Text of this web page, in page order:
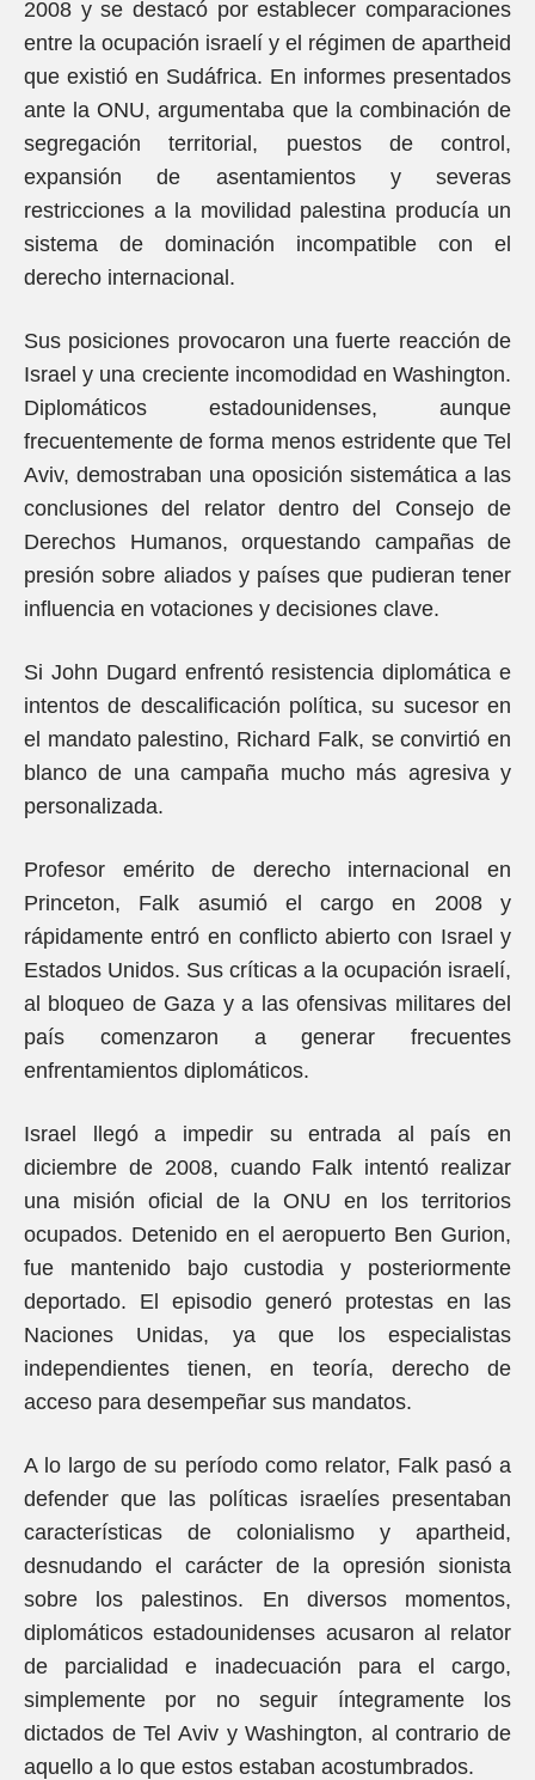
2008 y se destacó por establecer comparaciones
entre la ocupación israelí y el régimen de apartheid
que existió en Sudáfrica. En informes presentados
ante la ONU, argumentaba que la combinación de
segregación territorial, puestos de control,
expansión de asentamientos y severas
restricciones a la movilidad palestina producía un
sistema de dominación incompatible con el
derecho internacional.
Sus posiciones provocaron una fuerte reacción de
Israel y una creciente incomodidad en Washington.
Diplomáticos estadounidenses, aunque
frecuentemente de forma menos estridente que Tel
Aviv, demostraban una oposición sistemática a las
conclusiones del relator dentro del Consejo de
Derechos Humanos, orquestando campañas de
presión sobre aliados y países que pudieran tener
influencia en votaciones y decisiones clave.
Si John Dugard enfrentó resistencia diplomática e
intentos de descalificación política, su sucesor en
el mandato palestino, Richard Falk, se convirtió en
blanco de una campaña mucho más agresiva y
personalizada.
Profesor emérito de derecho internacional en
Princeton, Falk asumió el cargo en 2008 y
rápidamente entró en conflicto abierto con Israel y
Estados Unidos. Sus críticas a la ocupación israelí,
al bloqueo de Gaza y a las ofensivas militares del
país comenzaron a generar frecuentes
enfrentamientos diplomáticos.
Israel llegó a impedir su entrada al país en
diciembre de 2008, cuando Falk intentó realizar
una misión oficial de la ONU en los territorios
ocupados. Detenido en el aeropuerto Ben Gurion,
fue mantenido bajo custodia y posteriormente
deportado. El episodio generó protestas en las
Naciones Unidas, ya que los especialistas
independientes tienen, en teoría, derecho de
acceso para desempeñar sus mandatos.
A lo largo de su período como relator, Falk pasó a
defender que las políticas israelíes presentaban
características de colonialismo y apartheid,
desnudando el carácter de la opresión sionista
sobre los palestinos. En diversos momentos,
diplomáticos estadounidenses acusaron al relator
de parcialidad e inadecuación para el cargo,
simplemente por no seguir íntegramente los
dictados de Tel Aviv y Washington, al contrario de
aquello a lo que estos estaban acostumbrados.